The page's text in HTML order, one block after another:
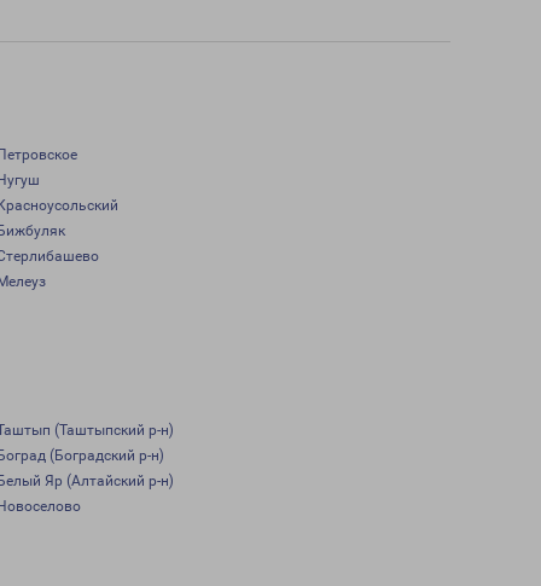
(Таштыпский р-н)
(Боградский р-н)
Яр (Алтайский р-н)